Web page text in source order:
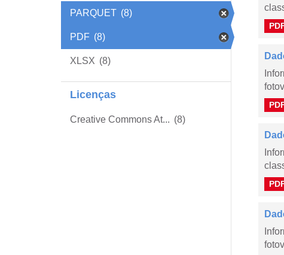
PARQUET (8)
PDF (8)
XLSX (8)
Licenças
Creative Commons At... (8)